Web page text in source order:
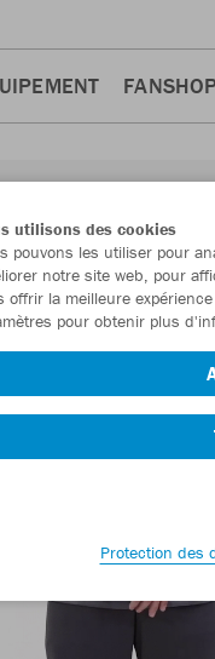
utilisons des cookies
pouvons les utiliser pour
notre site web, pour
offrir la meilleure
pour obtenir plus
Protection des